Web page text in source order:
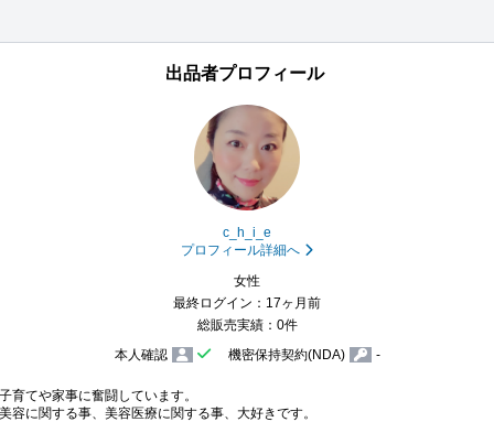
出品者プロフィール
c_h_i_e
プロフィール詳細へ
女性
最終ログイン：17ヶ月前
総販売実績：0件
本人確認
機密保持契約(NDA) -
育てや家事に奮闘しています。
容に関する事、美容医療に関する事、大好きです。